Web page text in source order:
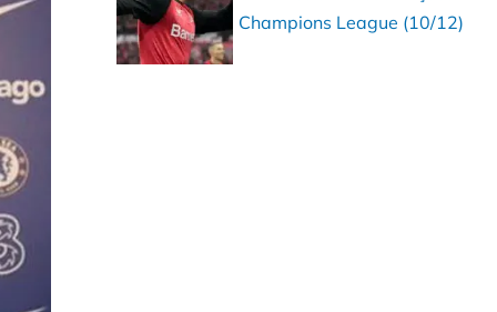
Champions League (10/12)